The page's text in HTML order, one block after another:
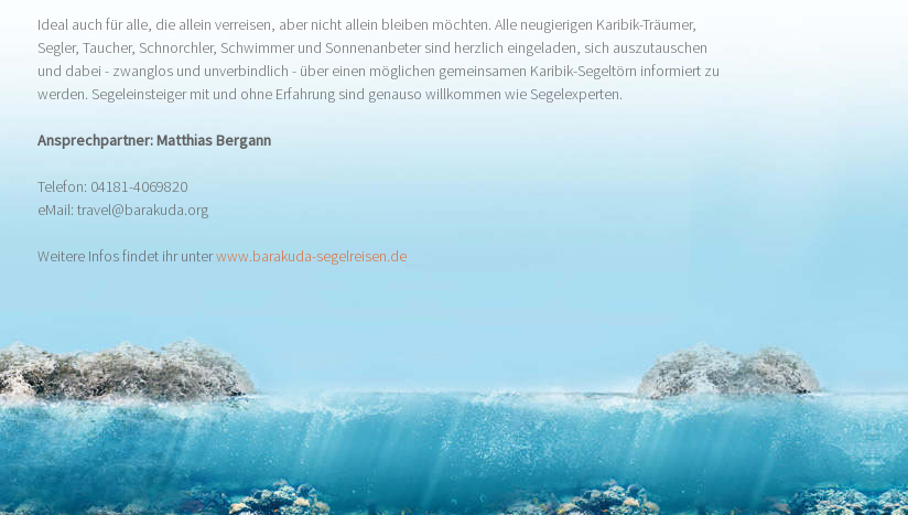
Ideal auch für alle, die allein verreisen, aber nicht allein bleiben möchten. Alle neugierigen Karibik-Träumer,
Segler, Taucher, Schnorchler, Schwimmer und Sonnenanbeter sind herzlich eingeladen, sich auszutauschen
und dabei - zwanglos und unverbindlich - über einen möglichen gemeinsamen Karibik-Segeltörn informiert zu
werden. Segeleinsteiger mit und ohne Erfahrung sind genauso willkommen wie Segelexperten.
Ansprechpartner: Matthias Bergann
Telefon: 04181-4069820
eMail: travel@barakuda.org
Weitere Infos findet ihr unterwww.barakuda-segelreisen.de